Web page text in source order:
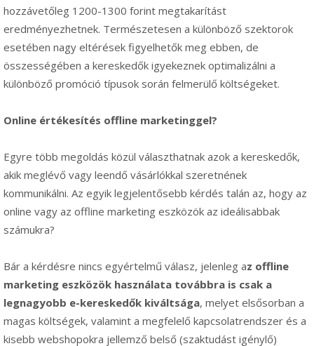
hozzávetőleg 1200-1300 forint megtakarítást
eredményezhetnek. Természetesen a különböző szektorok
esetében nagy eltérések figyelhetők meg ebben, de
összességében a kereskedők igyekeznek optimalizálni a
különböző promóció típusok során felmerülő költségeket.
Online értékesítés offline marketinggel?
Egyre több megoldás közül választhatnak azok a kereskedők,
akik meglévő vagy leendő vásárlókkal szeretnének
kommunikálni. Az egyik legjelentősebb kérdés talán az, hogy az
online vagy az offline marketing eszközök az ideálisabbak
számukra?
Bár a kérdésre nincs egyértelmű válasz, jelenleg az offline
marketing eszközök használata továbbra is csak a
legnagyobb e-kereskedők kiváltsága, melyet elsősorban a
magas költségek, valamint a megfelelő kapcsolatrendszer és a
kisebb webshopokra jellemző belső (szaktudást igénylő)